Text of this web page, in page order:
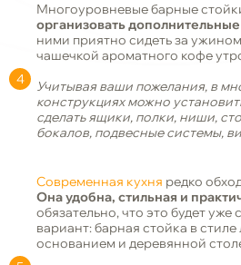
Многоуровневые барные
организовать
ними приятно сидеть за
чашечкой ароматного кофе
Учитывая ваши пожелания, в
конструкциях можно
сделать ящики, полки, ниши,
бокалов, подвесные системы,
Современная кухня редко
Она удобна, стильная и
обязательно, что это будет
вариант: барная стойка в
основанием и деревянной